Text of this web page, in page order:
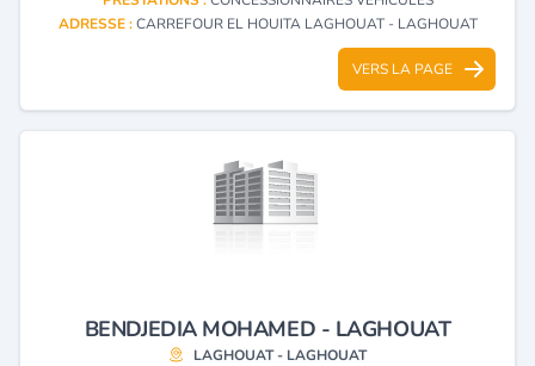
ADRESSE :CARREFOUR EL HOUITA LAGHOUAT - LAGHOUAT
VERS LA PAGE
BENDJEDIA MOHAMED - LAGHOUAT
LAGHOUAT - LAGHOUAT